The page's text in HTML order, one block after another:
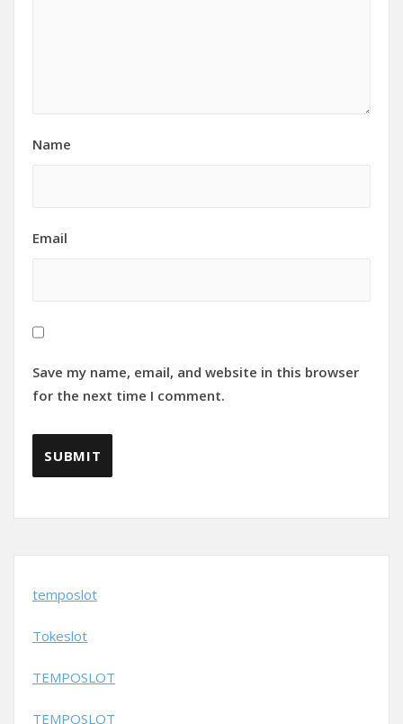
Name
Email
Save my name, email, and website in this browser
for the next time I comment.
temposlot
Tokeslot
TEMPOSLOT
TEMPOSLOT